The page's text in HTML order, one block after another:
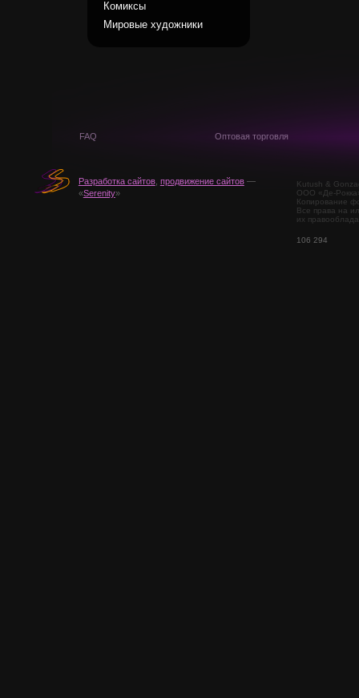
Комиксы
Мировые художники
FAQ Оптовая торговля
Разработка сайтов, продвижение сайтов—
«Serenity»
Kutush &
ООО «Де-
Копирование
Все права на
их
106 294